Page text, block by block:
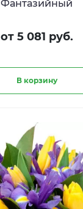
Фантазийный
от 5 081 руб.
В корзину